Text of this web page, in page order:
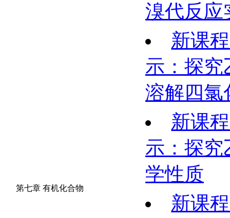
第七章 有机化合物
溴代反应
新课
示：探究
溶解四氯
新课
示：探究
学性质
新课